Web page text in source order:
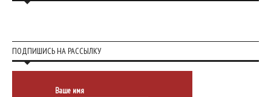
ПОДПИШИСЬ НА РАССЫЛКУ
Ваше имя